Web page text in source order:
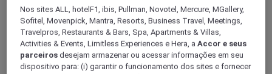
Ludenscheid
Nos sites ALL, hotelF1, ibis, Pullman, Novotel, Mercure, MGallery,
Sofitel, Movenpick, Mantra, Resorts, Business Travel, Meetings,
Travelpros, Restaurants & Bars, Spa, Apartments & Villas,
Activities & Events, Limitless Experiences e Hera, aAccor e seus
parceiros desejam armazenar ou acessar informações em seu
dispositivo para: (i) garantir o funcionamento dos sites e fornecer